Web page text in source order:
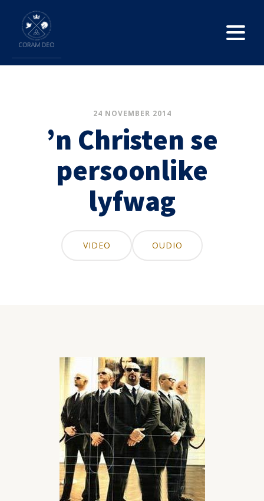
24 NOVEMBER 2014
’n Christen se
persoonlike
lyfwag
VIDEO OUDIO